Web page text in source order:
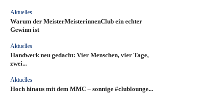
Aktuelles
Warum der MeisterMeisterinnenClub ein echter
Gewinn ist
Aktuelles
Handwerk neu gedacht: Vier Menschen, vier Tage,
zwei...
Aktuelles
Hoch hinaus mit dem MMC – sonnige #clublounge...